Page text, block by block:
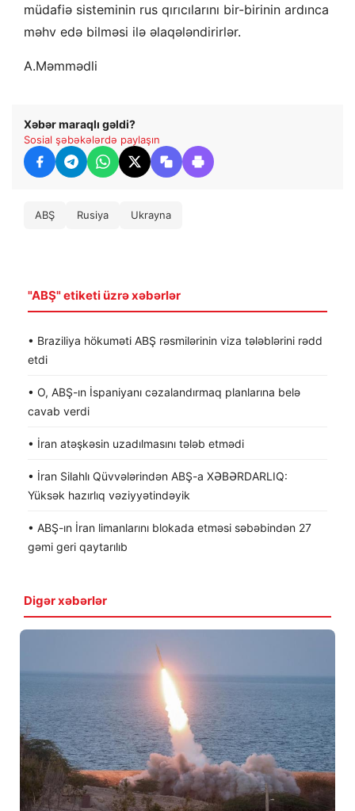
müdafiə sisteminin rus qırıcılarını bir-birinin ardınca
məhv edə bilməsi ilə əlaqələndirirlər.
A.Məmmədli
Xəbər maraqlı gəldi?
Sosial şəbəkələrdə paylaşın
ABŞ Rusiya Ukrayna
"ABŞ" etiketi üzrə xəbərlər
• Braziliya hökuməti ABŞ rəsmilərinin viza tələblərini rədd
etdi
• O, ABŞ-ın İspaniyanı cəzalandırmaq planlarına belə
cavab verdi
• İran atəşkəsin uzadılmasını tələb etmədi
• İran Silahlı Qüvvələrindən ABŞ-a XƏBƏRDARLIQ:
Yüksək hazırlıq vəziyyətindəyik
• ABŞ-ın İran limanlarını blokada etməsi səbəbindən 27
gəmi geri qaytarılıb
Digər xəbərlər